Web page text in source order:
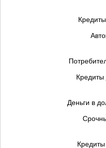
Кредиты
Деньги в
Кредиты